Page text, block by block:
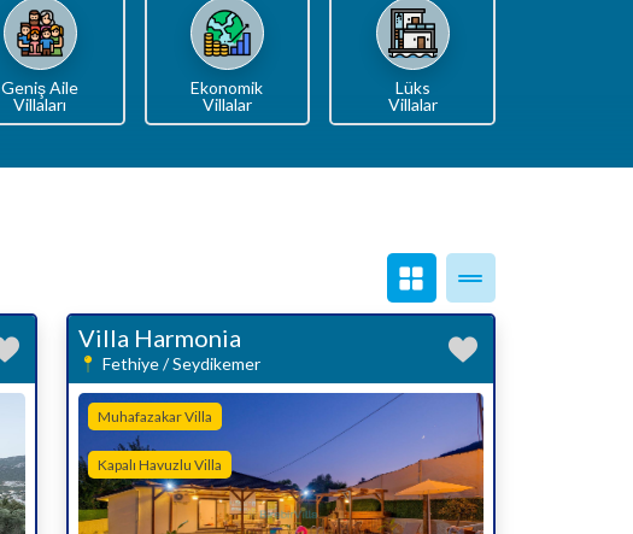
Geniş Aile
Villaları
Ekonomik
Villalar
Lüks
Villalar
Villa Harmonia
Fethiye / Seydikemer
Muhafazakar Villa
Kapalı Havuzlu Villa